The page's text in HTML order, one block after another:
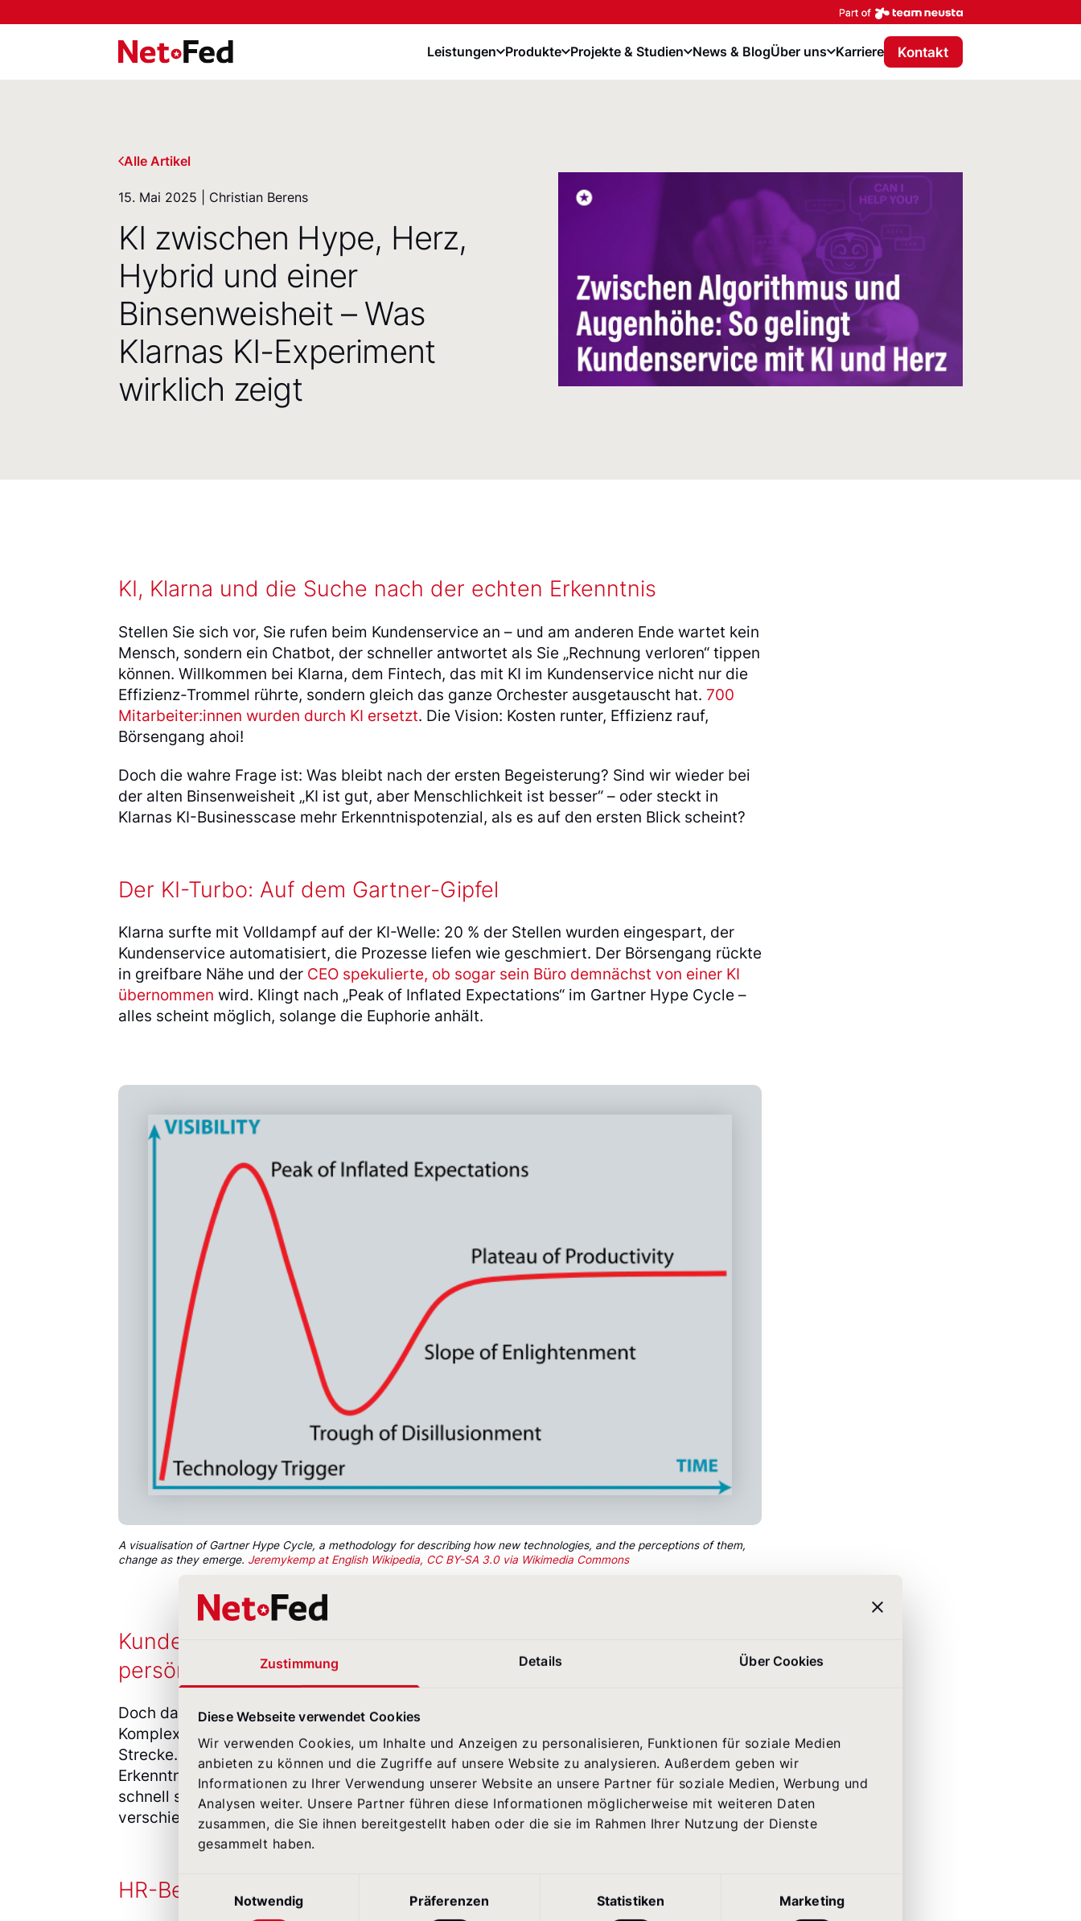
Zustimmung Details Über Cookies
Diese Webseite verwendet Cookies
Wir verwenden Cookies, um Inhalte und Anzeigen zu personalisieren, Funktionen für soziale Medien
anbieten zu können und die Zugriffe auf unsere Website zu analysieren. Außerdem geben wir
Informationen zu Ihrer Verwendung unserer Website an unsere Partner für soziale Medien, Werbung und
Analysen weiter. Unsere Partner führen diese Informationen möglicherweise mit weiteren Daten
zusammen, die Sie ihnen bereitgestellt haben oder die sie im Rahmen Ihrer Nutzung der Dienste
gesammelt haben.
Notwendig
Präferenzen Statistiken Marketing
Part of team
NetFederation GmbH
Leistungen Produkte Projekte & Studien News & BlogÜber uns Karriere Kontakt
Alle Artikel
15. Mai 2025 | Christian Berens
KI zwischen Hype, Herz,
Hybrid und einer
Binsenweisheit – Was
Klarnas KI-Experiment
wirklich zeigt
KI, Klarna und die Suche nach der echten Erkenntnis
Stellen Sie sich vor, Sie rufen beim Kundenservice an – und am anderen Ende wartet kein
Mensch, sondern ein Chatbot, der schneller antwortet als Sie „Rechnung verloren“ tippen
können. Willkommen bei Klarna, dem Fintech, das mit KI im Kundenservice nicht nur die
Effizienz-Trommel rührte, sondern gleich das ganze Orchester ausgetauscht hat. 700
Mitarbeiter:innen wurden durch KI ersetzt. Die Vision: Kosten runter, Effizienz rauf,
Börsengang ahoi!
Doch die wahre Frage ist: Was bleibt nach der ersten Begeisterung? Sind wir wieder bei
der alten Binsenweisheit „KI ist gut, aber Menschlichkeit ist besser“ – oder steckt in
Klarnas KI-Businesscase mehr Erkenntnispotenzial, als es auf den ersten Blick scheint?
Der KI-Turbo: Auf dem Gartner-Gipfel
Klarna surfte mit Volldampf auf der KI-Welle: 20 % der Stellen wurden eingespart, der
Kundenservice automatisiert, die Prozesse liefen wie geschmiert. Der Börsengang rückte
in greifbare Nähe und der CEO spekulierte, ob sogar sein Büro demnächst von einer KI
übernommen wird. Klingt nach „Peak of Inflated Expectations“ im Gartner Hype Cycle –
alles scheint möglich, solange die Euphorie anhält.
A visualisation of Gartner Hype Cycle, a methodology for describing how new technologies, and the perceptions of them,
change as they emerge. Jeremykemp at English Wikipedia, CC BY-SA 3.0 via Wikimedia Commons
Kundenerlebnis neu gedacht: Zwischen Chatbot und
persönlicher Note
Doch dann – ein Bruch im Diskurs: Kunden vermissen plötzlich das Menschliche.
Komplexe Anliegen blieben im Chatbot-Dschungel hängen, die Empathie auf der
Strecke. Die Kundenzufriedenheit sackt ab. Hier zeigt sich: Die eigentlich spannende
Erkenntnis liegt nicht im Offensichtlichen („KI kann nicht alles“), sondern darin, wie
schnell sich Erwartungen und Bedürfnisse der Kund:innen im digitalen Zeitalter
verschieben – und wie Unternehmen darauf reagieren müssen.
HR-Benchmark: Die Renaissance der menschlichen Interaktion